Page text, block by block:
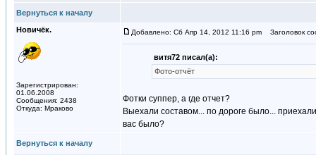
Вернуться к началу
Новичёк.
Зарегистрирован:
01.06.2008
Сообщения: 2438
Откуда: Мраково
Добавлено: Сб Апр 14, 2012 11:16 pm Заголовок
витя72 писал(а):
Фото-отчёт
Фотки суппер, а где отчет?
Выехали составом... по дороге было...
вас было?
Вернуться к началу